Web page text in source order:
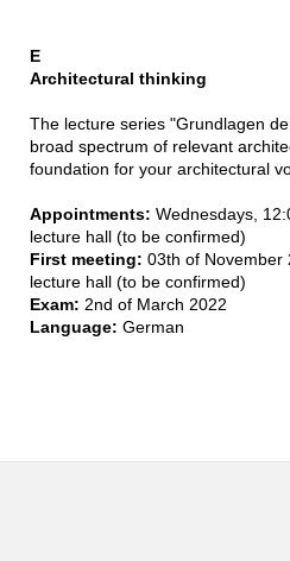
E
Architectural thinking
The lecture series "Grundlagen
broad spectrum of relevant
foundation for your architectural
Appointments: Wednesdays,
lecture hall (to be confirmed)
First meeting: 03th of November
lecture hall (to be confirmed)
Exam: 2nd of March 2022
Language: German